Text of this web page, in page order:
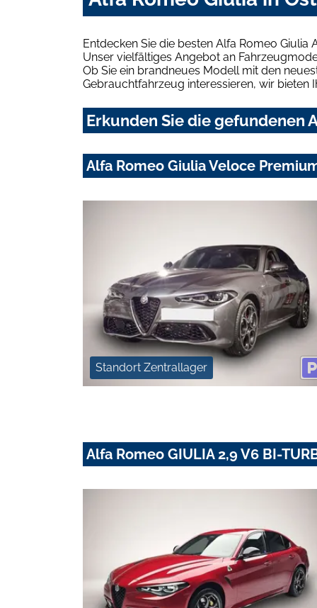
Entdecken Sie die besten Alfa Romeo
Unser vielfältiges Angebot an
Ob Sie ein brandneues Modell mit den
Gebrauchtfahrzeug interessieren, wir bieten
Erkunden Sie die gefundenen
Alfa Romeo Giulia Veloce
Standort Zentrallager
Alfa Romeo GIULIA 2,9 V6 BI-